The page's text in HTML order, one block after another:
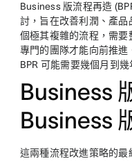
Business 版流程再造
討，旨在改善利潤、產品
個極其複雜的流程，需
專門的團隊才能向前推進
BPR 可能需要幾個月到
Business
Business
這兩種流程改進策略的